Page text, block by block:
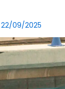
22/09/2025